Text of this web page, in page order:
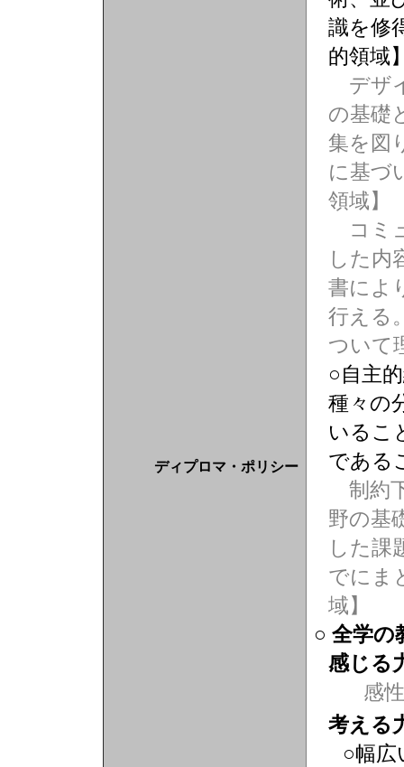
ディプロマ・ポリシー
識を修
的領域
デザ
の基礎
集を図
に基づ
領域】
コミ
した内
書によ
行える
ついて
○自主
種々の
いるこ
である
制約
野の基
した課
でにま
域】
○ 全学の
感じる
感性
考える
○幅広